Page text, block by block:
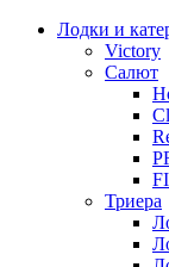
Лодки и
Victory
Салют
Триера